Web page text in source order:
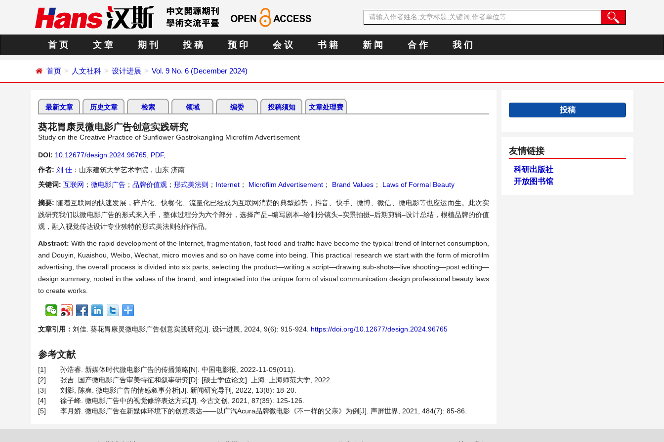
首 页 文 章 期 刊 投 稿 预 印 会 议 书 籍 新 闻 合 作 我 们
首页 人文社科 设计进展 Vol. 9 No. 6 (December 2024)
最新文章 历史文章 检索 领域 编委 投稿须知 文章处理费
葵花胃康灵微电影广告创意实践研究
Study on the Creative Practice of Sunflower Gastrokangling Microfilm Advertisement
DOI: 10.12677/design.2024.96765 PDF,
作者: 刘 佳 ：山东建筑大学艺术学院，山东 济南
关键词: 互联网 ； 微电影广告 ； 品牌价值观 ； 形式美法则 ； Internet ； Microfilm Advertisement ； Brand Values ； Laws of Formal Beauty
摘要: 随着互联网的快速发展，碎片化、快餐化、流量化已经成为互联网消费的典型趋势，抖音、快手、微博、微信、微电影等也应运而生。此次实
践研究我们以微电影广告的形式来入手，整体过程分为六个部分，选择产品–编写剧本–绘制分镜头–实景拍摄–后期剪辑–设计总结，根植品牌的价值
观，融入视觉传达设计专业独特的形式美法则创作作品。
Abstract:With the rapid development of the Internet, fragmentation, fast food and traffic have become the typical trend of Internet consumption,
and Douyin, Kuaishou, Weibo, Wechat, micro movies and so on have come into being. This practical research we start with the form of microfilm
advertising, the overall process is divided into six parts, selecting the product—writing a script—drawing sub-shots—live shooting—post editing—
design summary, rooted in the values of the brand, and integrated into the unique form of visual communication design professional beauty laws
to create works.
文章引用： 刘佳. 葵花胃康灵微电影广告创意实践研究[J]. 设计进展, 2024, 9(6): 915-924. https://doi.org/10.12677/design.2024.96765
参考文献
[1]
孙浩睿. 新媒体时代微电影广告的传播策略[N]. 中国电影报, 2022-11-09(011).
[2]
张吉. 国产微电影广告审美特征和叙事研究[D]: [硕士学位论文]. 上海: 上海师范大学, 2022.
[3]
刘影, 陈爽. 微电影广告的情感叙事分析[J]. 新闻研究导刊, 2022, 13(8): 18-20.
[4]
徐子峰. 微电影广告中的视觉修辞表达方式[J]. 今古文创, 2021, 87(39): 125-126.
[5]
李月娇. 微电影广告在新媒体环境下的创意表达——以广汽Acura品牌微电影《不一样的父亲》为例[J]. 声屏世界, 2021, 484(7): 85-86.
投稿
友情链接
科研出版社
开放图书馆